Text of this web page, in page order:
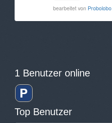
bearbeitet von Probolobo
1 Benutzer online
Top Benutzer